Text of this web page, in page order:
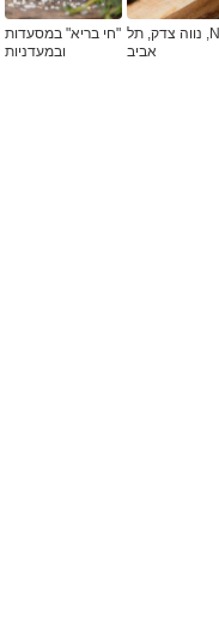
NG, נווה צדק, תל
אביב
"חי בריא" במסעדות
ובמעדניות